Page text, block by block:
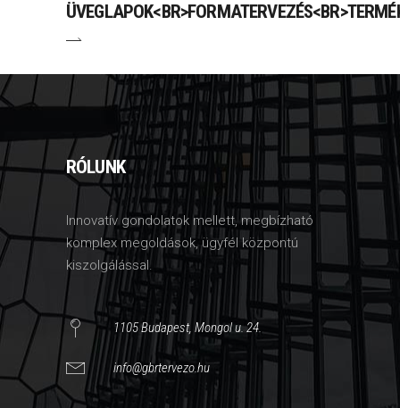
RÓLUNK
Innovatív gondolatok mellett, megbízható
komplex megoldások, ügyfél központú
kiszolgálással.
1105 Budapest, Mongol u. 24.
info@gbrtervezo.hu